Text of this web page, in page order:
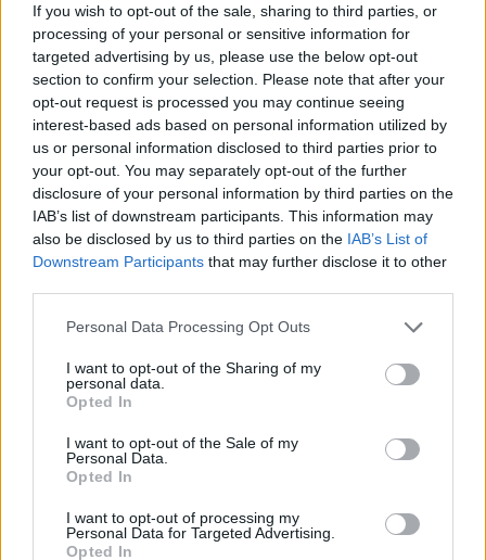
If you wish to opt-out of the sale, sharing to third parties, or
processing of your personal or sensitive information for
targeted advertising by us, please use the below opt-out
section to confirm your selection. Please note that after your
opt-out request is processed you may continue seeing
interest-based ads based on personal information utilized by
us or personal information disclosed to third parties prior to
your opt-out. You may separately opt-out of the further
disclosure of your personal information by third parties on the
IAB’s list of downstream participants. This information may
also be disclosed by us to third parties on the IAB’s List of
Downstream Participants that may further disclose it to other
Personal Data Processing Opt Outs
I want to opt-out of the Sharing of my
personal data.
Opted In
I want to opt-out of the Sale of my
Personal Data.
Opted In
I want to opt-out of processing my
Personal Data for Targeted Advertising.
Opted In
«Πράσινο φως» από την Κομισιόν
για τη διαπίστευση του Ελληνικού
Οργανισμού Πληρωμών
03/08/26|11:10
ING: Ενίσχυση κερδών κατά 16%
στα 1,95 δισ. ευρώ το δεύτερο
τρίμηνο, ξεπερνώντας τις
προβλέψεις της αγοράς
30/07/26|16:27
Η Revolut και η OpenAI
συνεργάζονται ώστε να φέρουν
το ChatGPT Go σε εκατομμύρια
Βραζιλία: Προσφεύγει στον ΠΟΕ
28/07/26|11:29